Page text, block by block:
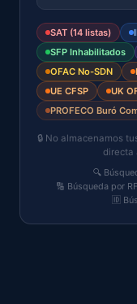
SAT (14 listas)
SFP Inhabilitados
OFAC No-SDN
UE CFSP
UK
PROFECO Buró
🔒 No almacenamos
directa
🔍
🔢 Búsqueda por
🆔